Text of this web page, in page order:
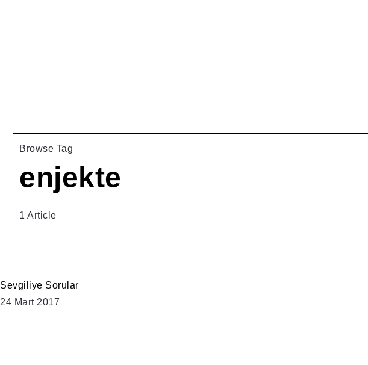
Browse Tag
enjekte
1 Article
Sevgiliye Sorular
24 Mart 2017